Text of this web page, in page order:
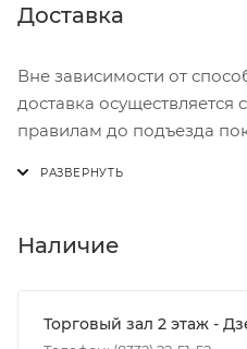
Доставка
Вне зависимости от
доставка
правилам до подъезда
В субботу с 8:00 до 15:00
- зоны доставки;
Наличие
Торговый зал 2 этаж -